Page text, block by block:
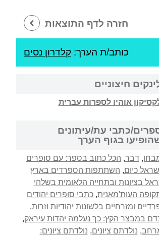
חזרה לדף התוצאות
כותב/ת הערך: קלדרון נסים
חיצוניים
אוהיו לספרות עברית
כתבי עת/עיתונים
בגוף הערך
,דבר, הכל כתוב בספר: עם סופרים
כיום, השתתפות הספרדים בארץ
בציונות ובתחייה הלאומית בשלהי
העות'מאנית,כתבי סופרים יהודים
ומזרחיים בלשונות יהודיות וזרות,
במבצר הקץ: כך נעלמה יהדות עיראק,
, נולדתם ציונים, נולדתם ציונים: